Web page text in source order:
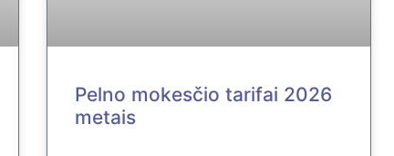
Pelno mokesčio tarifai 2026
metais